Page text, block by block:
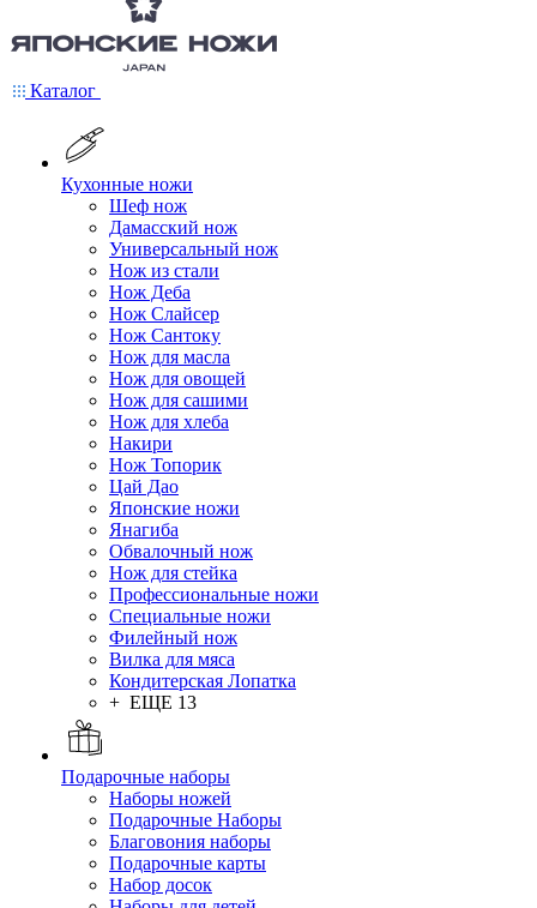
Каталог
Кухонные ножи
Шеф нож
Дамасский нож
Универсальный нож
Нож из стали
Нож Деба
Нож Слайсер
Нож Сантоку
Нож для масла
Нож для овощей
Нож для сашими
Нож для хлеба
Накири
Нож Топорик
Цай Дао
Японские ножи
Янагиба
Обвалочный нож
Нож для стейка
Профессиональные ножи
Специальные ножи
Филейный нож
Вилка для мяса
Кондитерская Лопатка
+ ЕЩЕ 13
Подарочные наборы
Наборы ножей
Подарочные Наборы
Благовония наборы
Подарочные карты
Набор досок